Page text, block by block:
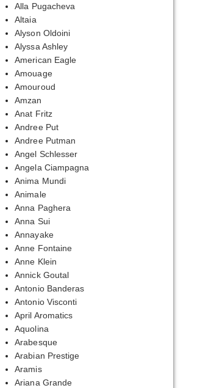
Alla Pugacheva
Altaia
Alyson Oldoini
Alyssa Ashley
American Eagle
Amouage
Amouroud
Amzan
Anat Fritz
Andree Put
Andree Putman
Angel Schlesser
Angela Ciampagna
Anima Mundi
Animale
Anna Paghera
Anna Sui
Annayake
Anne Fontaine
Anne Klein
Annick Goutal
Antonio Banderas
Antonio Visconti
April Aromatics
Aquolina
Arabesque
Arabian Prestige
Aramis
Ariana Grande